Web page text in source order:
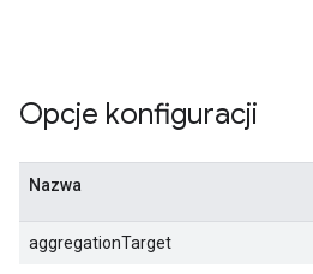
Opcje konfiguracji
Nazwa
aggregationTarget